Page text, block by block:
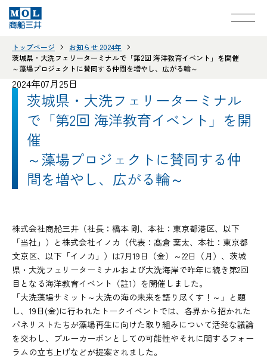
トップページ
お知らせ 2024年
茨城県・大洗フェリーターミナルで「第2回 海洋教育イベント」を開催
～藻場プロジェクトに賛同する仲間を増やし、広がる輪～
2024年07月25日
茨城県・大洗フェリーターミナル
で「第2回 海洋教育イベント」を開
催
～藻場プロジェクトに賛同する仲
間を増やし、広がる輪～
株式会社商船三井（社長：橋本 剛、本社：東京都港区、以下
「当社」）と株式会社イノカ（代表：髙倉 葉太、本社：東京都
文京区、以下「イノカ」）は7月19日（金）～22日（月）、茨城
県・大洗フェリーターミナルおよび大洗海岸で昨年に続き第2回
目となる海洋教育イベント（註1）を開催しました。
「大洗藻場サミット～大洗の海の未来を語り尽くす！～」と題
し、19日(金)に行われたトークイベントでは、各界から招かれた
パネリストたちが藻場再生に向けた取り組みについて活発な議論
を交わし、ブルーカーボンとしての可能性やそれに関するフォー
ラムの立ち上げなどが提案されました。